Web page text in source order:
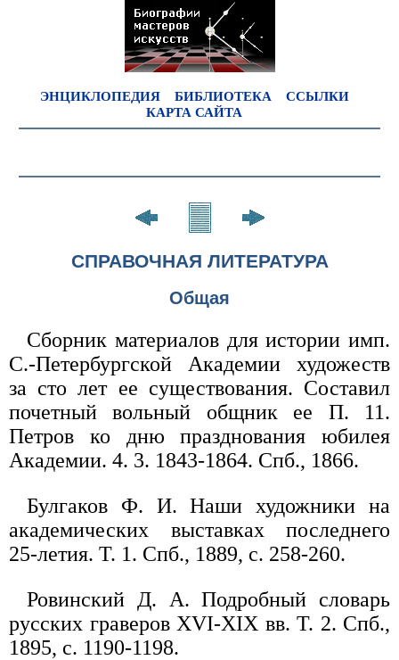
ЭНЦИКЛОПЕДИЯ БИБЛИОТЕКА
ССЫЛКИ
КАРТА САЙТА
СПРАВОЧНАЯ ЛИТЕРАТУРА
Общая
Сборник материалов для истории имп.
С.-Петербургской Академии художеств
за сто лет ее существования. Составил
почетный вольный общник ее П. 11.
Петров ко дню празднования юбилея
Академии. 4. 3. 1843-1864. Спб., 1866.
Булгаков Ф. И. Наши художники на
академических выставках последнего
25-летия. Т. 1. Спб., 1889, с. 258-260.
Ровинский Д. А. Подробный словарь
русских граверов XVI-XIX вв. Т. 2. Спб.,
1895, с. 1190-1198.